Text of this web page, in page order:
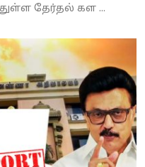
தேர்தல் கள ...